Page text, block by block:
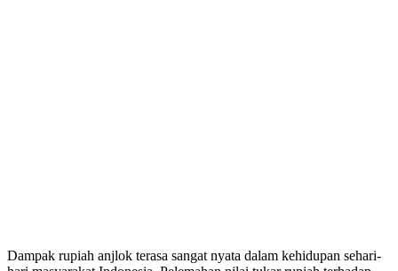
Dampak rupiah anjlok terasa sangat nyata dalam kehidupan sehari-